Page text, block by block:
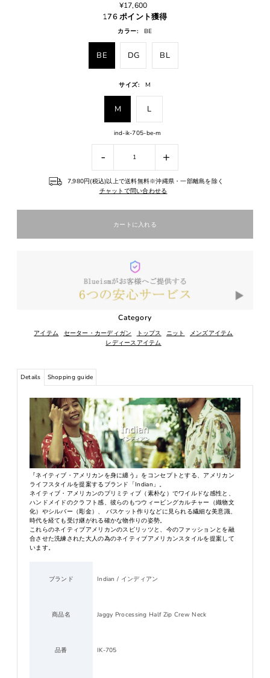
¥17,600
176 ポイント獲得
カラー: BE
BE DG BL
サイズ: M
M L
ind-ik-705-be-m
- +
7,980円(税込)以上で送料無料※沖縄県・一部離島を除く
チャットで問い合わせる
Category
アイテム セーター・カーディガン トップス ニット
メンズアイテム
レディースアイテム
Details Shopping guide
『ネイティブ・アメリカンを身に纏う』をコンセプトとする、アメリカン
ライフスタイルを提案するブランド「Indian」。
ネイティブ・アメリカンのプリミティブ（素朴な）でワイルドな感性と、
ハンドメイドのクラフト感、彼らのもつウィービングカルチャー（織物文
化）やシルバー（彫金）、 バスケット作りなどに見られる繊細な美意識、
時代を経ても受け継がれる確かな物作りの姿勢。
これらのネイティブアメリカンのスピリッツと、今のファッションとを融
合させた洗練された大人の為のネイティブアメリカンスタイルを提案して
います。
ブランド Indian / インディアン
商品名 Jaggy Processing Half Zip Crew Neck
品番 IK-705